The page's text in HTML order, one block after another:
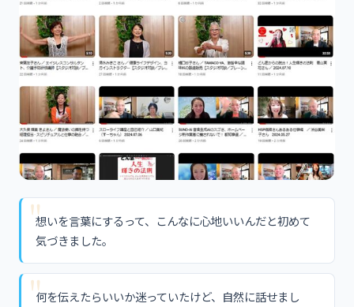
想いを言葉にするって、こんなに心地いいんだと初めて
気づきました。
何を伝えたらいいか迷っていたけど、自然に話せまし